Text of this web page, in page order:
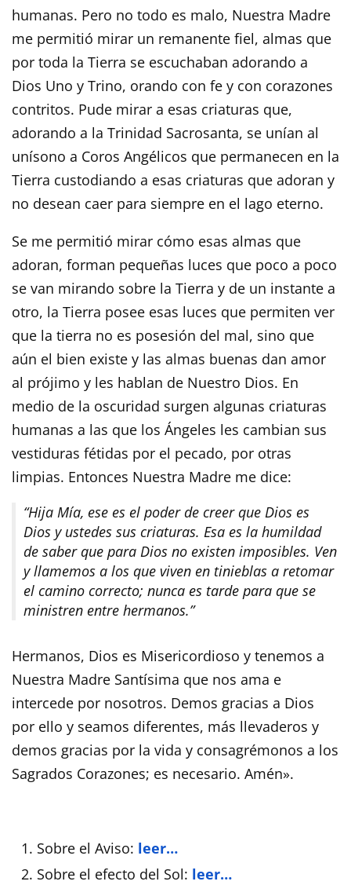
humanas. Pero no todo es malo, Nuestra Madre
me permitió mirar un remanente fiel, almas que
por toda la Tierra se escuchaban adorando a
Dios Uno y Trino, orando con fe y con corazones
contritos. Pude mirar a esas criaturas que,
adorando a la Trinidad Sacrosanta, se unían al
unísono a Coros Angélicos que permanecen en la
Tierra custodiando a esas criaturas que adoran y
no desean caer para siempre en el lago eterno.
Se me permitió mirar cómo esas almas que
adoran, forman pequeñas luces que poco a poco
se van mirando sobre la Tierra y de un instante a
otro, la Tierra posee esas luces que permiten ver
que la tierra no es posesión del mal, sino que
aún el bien existe y las almas buenas dan amor
al prójimo y les hablan de Nuestro Dios. En
medio de la oscuridad surgen algunas criaturas
humanas a las que los Ángeles les cambian sus
vestiduras fétidas por el pecado, por otras
limpias. Entonces Nuestra Madre me dice:
“Hija Mía, ese es el poder de creer que Dios es
Dios y ustedes sus criaturas. Esa es la humildad
de saber que para Dios no existen imposibles. Ven
y llamemos a los que viven en tinieblas a retomar
el camino correcto; nunca es tarde para que se
ministren entre hermanos.”
Hermanos, Dios es Misericordioso y tenemos a
Nuestra Madre Santísima que nos ama e
intercede por nosotros. Demos gracias a Dios
por ello y seamos diferentes, más llevaderos y
demos gracias por la vida y consagrémonos a los
Sagrados Corazones; es necesario. Amén».
Sobre el Aviso: leer…
Sobre el efecto del Sol: leer…